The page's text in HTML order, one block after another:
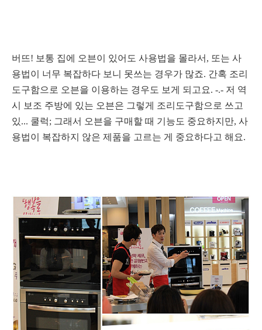
버뜨! 보통 집에 오븐이 있어도 사용법을 몰라서, 또는 사
용법이 너무 복잡하다 보니 못쓰는 경우가 많죠. 간혹 조리
도구함으로 오븐을 이용하는 경우도 보게 되고요. -.- 저 역
시 보조 주방에 있는 오븐은 그렇게 조리도구함으로 쓰고
있... 쿨럭; 그래서 오븐을 구매할 때 기능도 중요하지만, 사
용법이 복잡하지 않은 제품을 고르는 게 중요하다고 해요.